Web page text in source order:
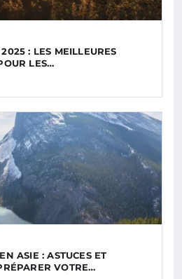
: LES MEILLEURES
LES…
ASIE : ASTUCES ET
VOTRE…